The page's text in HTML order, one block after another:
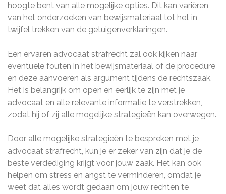
hoogte bent van alle mogelijke opties. Dit kan variëren
van het onderzoeken van bewijsmateriaal tot het in
twijfel trekken van de getuigenverklaringen.
Een ervaren advocaat strafrecht zal ook kijken naar
eventuele fouten in het bewijsmateriaal of de procedure
en deze aanvoeren als argument tijdens de rechtszaak.
Het is belangrijk om open en eerlijk te zijn met je
advocaat en alle relevante informatie te verstrekken,
zodat hij of zij alle mogelijke strategieën kan overwegen.
Door alle mogelijke strategieën te bespreken met je
advocaat strafrecht, kun je er zeker van zijn dat je de
beste verdediging krijgt voor jouw zaak. Het kan ook
helpen om stress en angst te verminderen, omdat je
weet dat alles wordt gedaan om jouw rechten te